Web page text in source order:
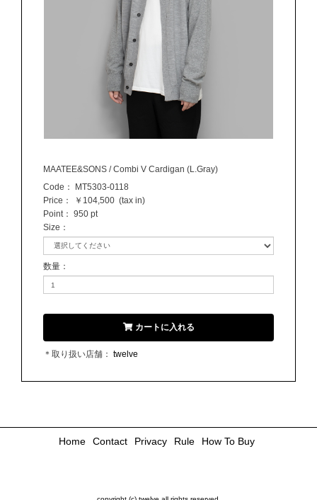
MAATEE&SONS / Combi V Cardigan (L.Gray)
Code：
MT5303-0118
Price：
￥104,500 (tax in)
Point： 950 pt
Size ：
数量 ：
カートに入れる
＊取り扱い店舗： twelve
Home Contact Privacy Rule How To Buy